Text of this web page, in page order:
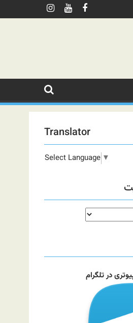
Translator
Select Language ▼
در تلگرام